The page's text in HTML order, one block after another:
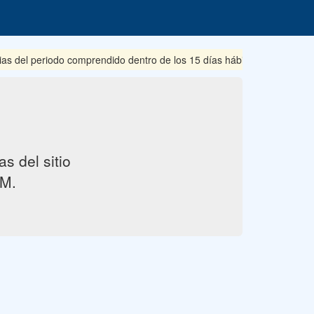
periodo comprendido dentro de los 15 días hábiles posteriores a
del sitio